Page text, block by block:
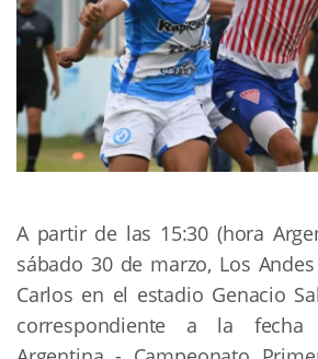
A partir de las 15:30 (hora
sábado 30 de marzo, Los
Carlos en el estadio Genacio
correspondiente a la